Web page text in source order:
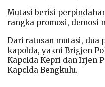
Mutasi berisi
rangka promosi, demosi
Dari ratusan mutasi, dua
kapolda, yakni Brigjen
Kapolda Kepri dan Irjen
Kapolda Bengkulu.